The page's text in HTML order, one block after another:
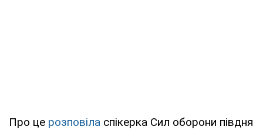
Про це розповіла спікерка Сил оборони півдня